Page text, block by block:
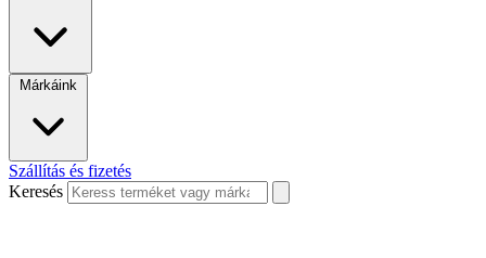
Márkáink
Szállítás és fizetés
Keresés